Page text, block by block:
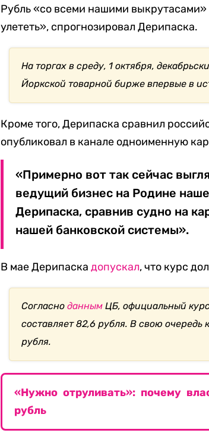
Рубль «со всеми нашими
улететь», спрогнозировал Дерипаска.
На торгах в среду, 1 октября,
Йоркской товарной бирже впервые в
Кроме того, Дерипаска сравнил
опубликовал в канале одноименную
«Примерно вот так сейчас
ведущий бизнес на Родине
Дерипаска, сравнив судно на
нашей банковской системы».
В мае Дерипаскадопускал, что курс
Согласноданным ЦБ, официальный
составляет 82,6 рубля. В свою
рубля.
«Нужно отруливать»: почему
рубль